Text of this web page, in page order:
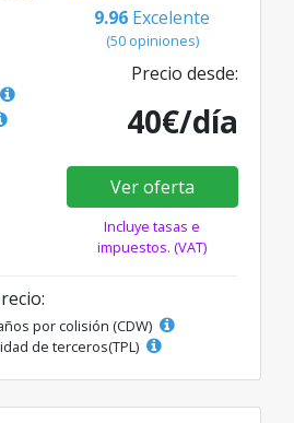
9.96 Excelente
(50 opiniones)
Precio desde:
40€/día
Ver oferta
Incluye tasas e
impuestos. (VAT)
por colisión (CDW)
de terceros(TPL)